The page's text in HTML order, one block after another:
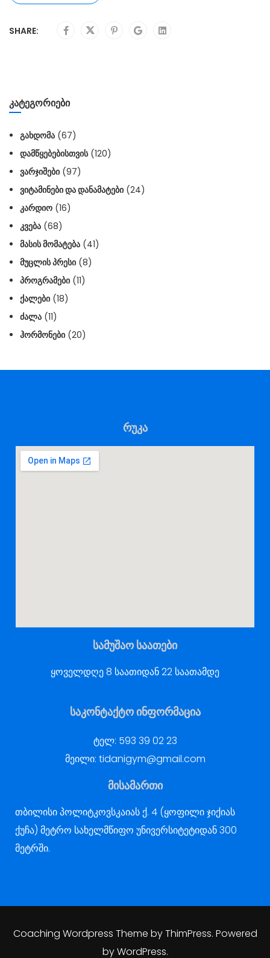
SHARE:
ᲙᲐᲢᲔᲒᲝᲠᲘᲔᲑᲘ
ᲒᲐᲮᲓᲝᲛᲐ (67)
ᲓᲐᲛᲬᲧᲔᲑᲔᲑᲘᲡᲗᲕᲘᲡ(120)
ᲕᲐᲠᲯᲘᲨᲔᲑᲘ (97)
ᲕᲘᲢᲐᲛᲘᲜᲔᲑᲘ ᲓᲐ ᲓᲐᲜᲐᲛᲐᲢᲔᲑᲘ (24)
ᲙᲐᲠᲓᲘᲝ (16)
ᲙᲕᲔᲑᲐ (68)
ᲛᲐᲡᲘᲡ ᲛᲝᲛᲐᲢᲔᲑᲐ (41)
ᲛᲣᲪᲚᲘᲡ ᲞᲠᲔᲡᲘ (8)
ᲞᲠᲝᲒᲠᲐᲛᲔᲑᲘ (11)
ᲥᲐᲚᲔᲑᲘ (18)
ᲫᲐᲚᲐ (11)
ᲰᲝᲠᲛᲝᲜᲔᲑᲘ (20)
რუკა
სამუშაო საათები
ყოველდღე 8 საათიდან 22 საათამდე
საკონტაქტო ინფორმაცია
ტელ: 593 39 02 23
მეილი: tidanigym@gmail.com
მისამართი
თბილისი პოლიტკოვსკაიას ქ. 4 (ყოფილი ჯიქიას
ქუჩა) მეტრო სახელმწიფო უნივერსიტეტიდან 300
მეტრში.
Coaching Wordpress Theme byThimPress. Powered
by WordPress.